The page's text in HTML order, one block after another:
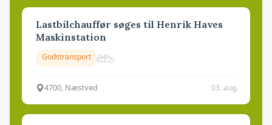
Lastbilchauffør søges til Henrik Haves
Maskinstation
Godstransport
4700, Næstved 03. aug.